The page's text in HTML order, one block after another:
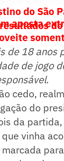
do São
aposta
de 18 anos
de jogo
.
cedo,
do
da
vinha